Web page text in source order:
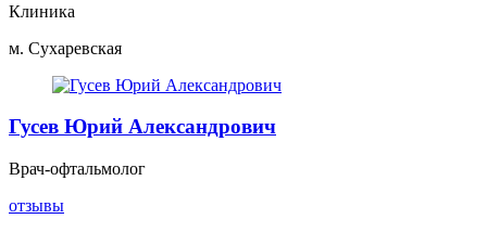
Клиника
м. Сухаревская
Гусев Юрий Александрович
Врач-офтальмолог
отзывы